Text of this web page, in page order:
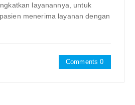
layanannya, untuk
menerima layanan dengan
Comments 0